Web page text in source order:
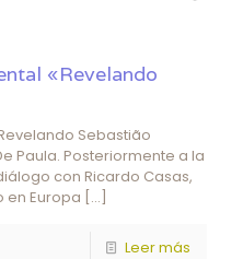
«Revelando
Sebastião
Paula. Posteriormente a la
con Ricardo Casas,
en Europa […]
Leer más